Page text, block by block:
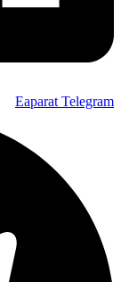
Eaparat Telegram